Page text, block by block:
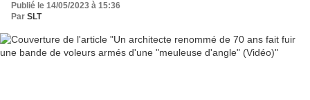
Publié le 14/05/2023 à 15:36
Par SLT